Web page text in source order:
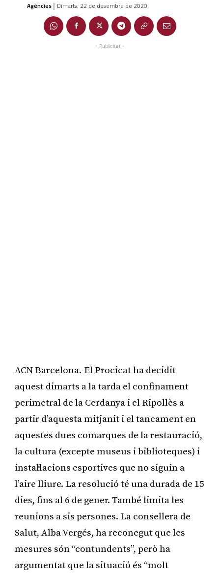
Agències | Dimarts, 22 de desembre de 2020
- Publicitat -
ACN Barcelona.-El Procicat ha decidit
aquest dimarts a la tarda el confinament
perimetral de la Cerdanya i el Ripollès a
partir d’aquesta mitjanit i el tancament en
aquestes dues comarques de la restauració,
la cultura (excepte museus i biblioteques) i
instal·lacions esportives que no siguin a
l’aire lliure. La resolució té una durada de 15
dies, fins al 6 de gener. També limita les
reunions a sis persones. La consellera de
Salut, Alba Vergés, ha reconegut que les
mesures són “contundents”, però ha
argumentat que la situació és “molt